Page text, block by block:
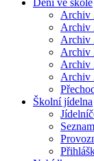
Dění ve škole
Archiv
Archiv
Archiv
Archiv
Archiv
Archiv
Školní jídelna